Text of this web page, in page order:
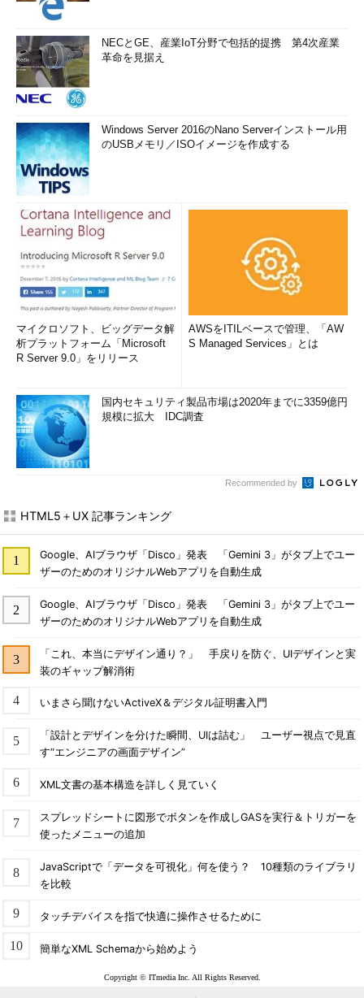
NECとGE、産業IoT分野で包括的提携 第4次産業
革命を見据え
Windows Server 2016のNano Serverインストール用
のUSBメモリ／ISOイメージを作成する
マイクロソフト、ビッグデータ解
析プラットフォーム「Microsoft
R Server 9.0」をリリース
AWSをITILベースで管理、「AW
S Managed Services」とは
国内セキュリティ製品市場は2020年までに3359億円
規模に拡大 IDC調査
Recommended by
HTML5＋UX 記事ランキング
Google、AIブラウザ「Disco」発表 「Gemini 3」がタブ上でユー
ザーのためのオリジナルWebアプリを自動生成
Google、AIブラウザ「Disco」発表 「Gemini 3」がタブ上でユー
ザーのためのオリジナルWebアプリを自動生成
「これ、本当にデザイン通り？」 手戻りを防ぐ、UIデザインと実
装のギャップ解消術
いまさら聞けないActiveX＆デジタル証明書入門
「設計とデザインを分けた瞬間、UIは詰む」 ユーザー視点で見直
す“エンジニアの画面デザイン”
XML文書の基本構造を詳しく見ていく
スプレッドシートに図形でボタンを作成しGASを実行＆トリガーを
使ったメニューの追加
JavaScriptで「データを可視化」何を使う？ 10種類のライブラリ
を比較
タッチデバイスを指で快適に操作させるために
簡単なXML Schemaから始めよう
Copyright © ITmedia Inc. All Rights Reserved.